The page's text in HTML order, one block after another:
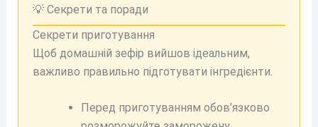
💡 Секрети та поради
Секрети приготування
Щоб домашній зефір вийшов ідеальним,
важливо правильно підготувати інгредієнти.
Перед приготуванням обов’язково